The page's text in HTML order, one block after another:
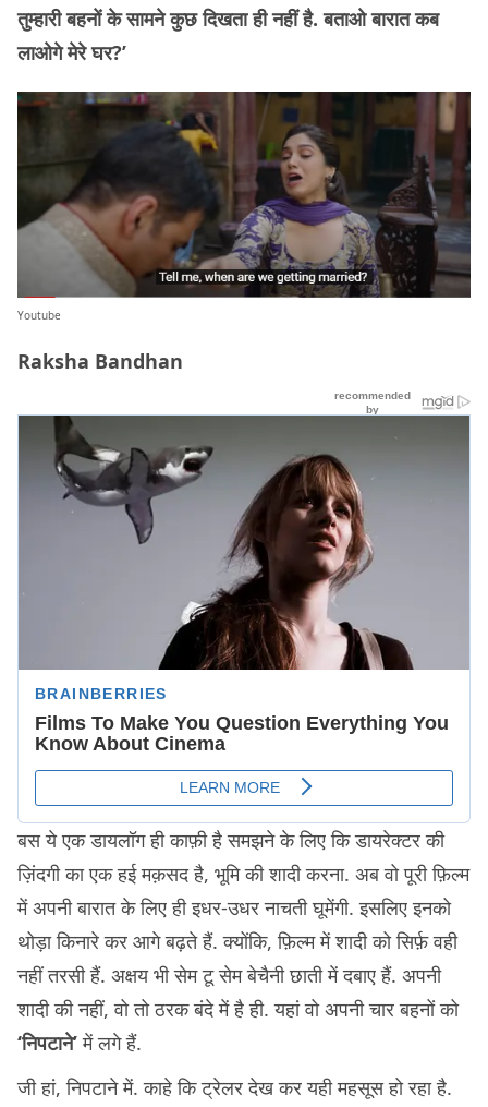
तुम्हारी बहनों के सामने कुछ दिखता ही नहीं है. बताओ बारात कब
लाओगे मेरे घर?’
Youtube
Raksha Bandhan
बस ये एक डायलॉग ही काफ़ी है समझने के लिए कि डायरेक्टर की
ज़िंदगी का एक हई मक़सद है, भूमि की शादी करना. अब वो पूरी फ़िल्म
में अपनी बारात के लिए ही इधर-उधर नाचती घूमेंगी. इसलिए इनको
थोड़ा किनारे कर आगे बढ़ते हैं. क्योंकि, फ़िल्म में शादी को सिर्फ़ वही
नहीं तरसी हैं. अक्षय भी सेम टू सेम बेचैनी छाती में दबाए हैं. अपनी
शादी की नहीं, वो तो ठरक बंदे में है ही. यहां वो अपनी चार बहनों को
‘निपटाने’में लगे हैं.
जी हां, निपटाने में. काहे कि ट्रेलर देख कर यही महसूस हो रहा है.